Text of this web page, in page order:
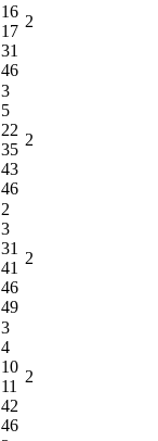
16
17
31
46
2
3
5
22
35
43
46
2
2
3
31
41
46
49
2
3
4
10
11
42
46
2